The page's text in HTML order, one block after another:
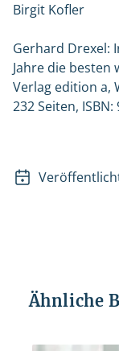
Birgit Kofler
Gerhard Drexel:
Jahre die besten
Verlag edition a,
232 Seiten, ISBN:
Ähnliche